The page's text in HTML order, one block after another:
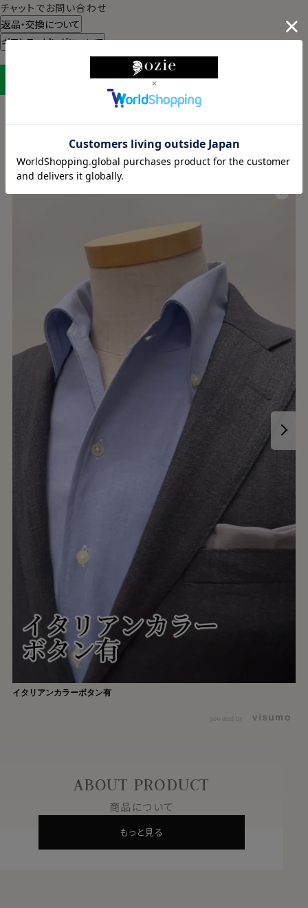
チャットでお問い合わせ
返品・交換について
ギフトラッピングについて
LINEに保存する
イタリアンカラーボタン有
powered by
ABOUT PRODUCT
商品について
もっと見る